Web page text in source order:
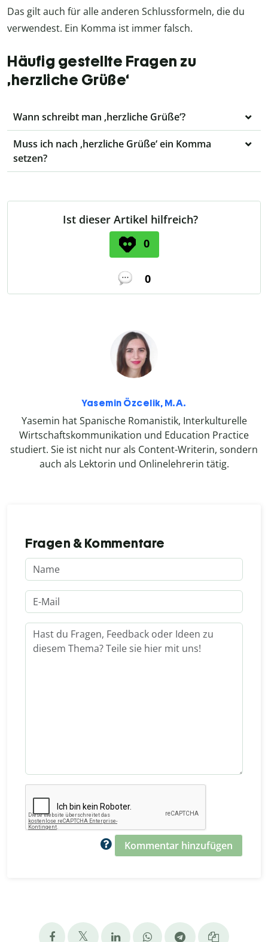
Das gilt auch für alle anderen Schlussformeln, die du
verwendest. Ein Komma ist immer falsch.
Häufig gestellte Fragen zu
‚herzliche Grüße‘
Wann schreibt man ‚herzliche Grüße‘?
Muss ich nach ‚herzliche Grüße‘ ein Komma
setzen?
Ist dieser Artikel hilfreich?
0
0
Yasemin Özcelik, M.A.
Yasemin hat Spanische Romanistik, Interkulturelle
Wirtschaftskommunikation und Education Practice
studiert. Sie ist nicht nur als Content-Writerin, sondern
auch als Lektorin und Onlinelehrerin tätig.
Fragen & Kommentare
Kommentar hinzufügen